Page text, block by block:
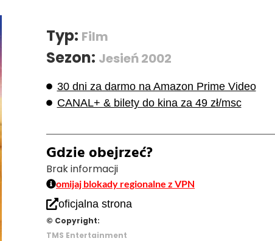
Typ: Film
Sezon: Jesień 2002
30 dni za darmo na Amazon Prime Video
CANAL+ & bilety do kina za 49 zł/msc
Gdzie obejrzeć?
Brak informacji
omijaj blokady regionalne z VPN
oficjalna strona
© Copyright:
TMS Entertainment